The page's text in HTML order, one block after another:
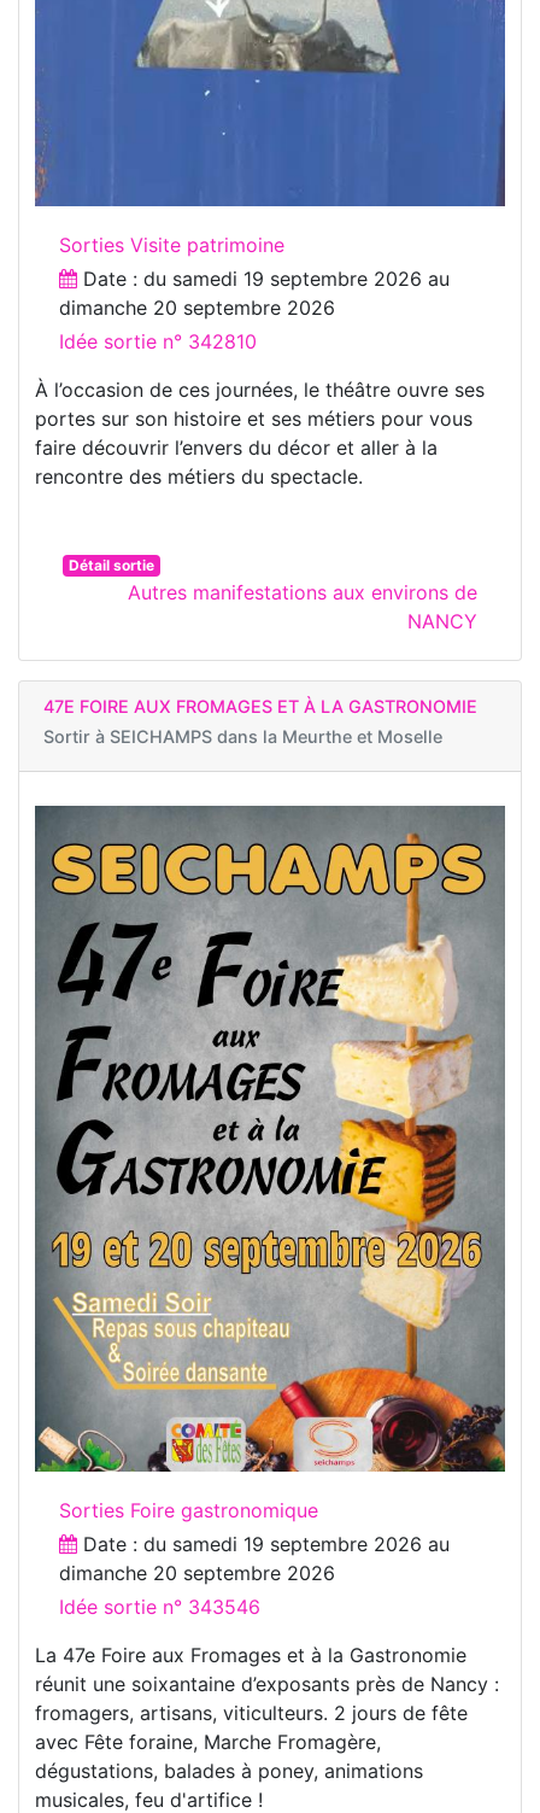
Sorties Visite patrimoine
Date : du samedi 19 septembre 2026 au
dimanche 20 septembre 2026
Idée sortie n° 342810
À l’occasion de ces journées, le théâtre ouvre ses
portes sur son histoire et ses métiers pour vous
faire découvrir l’envers du décor et aller à la
rencontre des métiers du spectacle.
Détail sortie
Autres manifestations aux environs de
NANCY
47E FOIRE AUX FROMAGES ET À LA GASTRONOMIE
Sortir à SEICHAMPS dans la Meurthe et Moselle
Sorties Foire gastronomique
Date : du samedi 19 septembre 2026 au
dimanche 20 septembre 2026
Idée sortie n° 343546
La 47e Foire aux Fromages et à la Gastronomie
réunit une soixantaine d’exposants près de Nancy :
fromagers, artisans, viticulteurs. 2 jours de fête
avec Fête foraine, Marche Fromagère,
dégustations, balades à poney, animations
musicales, feu d'artifice !